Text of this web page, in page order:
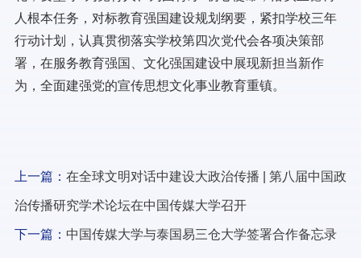
人根本任务，对标教育强国建设规划纲要，紧扣学校三年
行动计划，认真贯彻落实学校第四次党代会各项决策部
署，在服务教育强国、文化强国建设中展现新担当新作
为，全面建强党的宣传思想文化事业教育重镇。
上一篇： 在全球文明对话中建设大政治传播 | 第八届中国政
治传播研究学术论坛在中国传媒大学召开
下一篇： 中国传媒大学与泰国易三仓大学签署合作备忘录